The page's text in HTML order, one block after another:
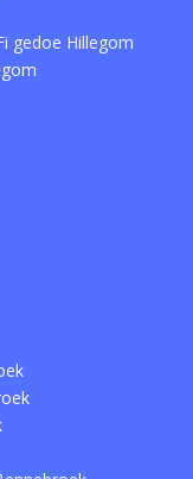
gedoe Hillegom